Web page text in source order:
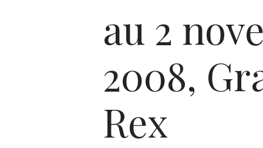
au 2
2008,
Rex